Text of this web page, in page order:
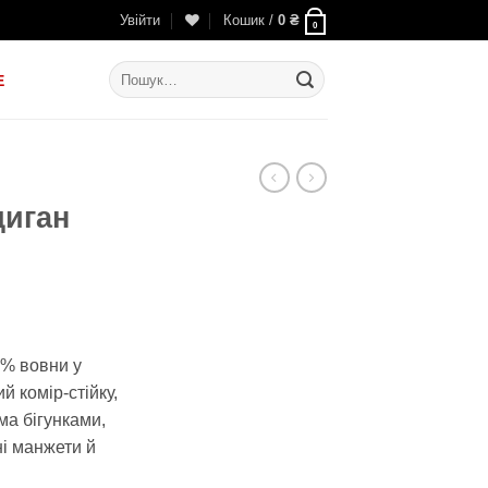
Увійти Кошик / 0 ₴ 0
Шукати:
₴.
вовни у
комір-стійку,
бігунками,
манжети й